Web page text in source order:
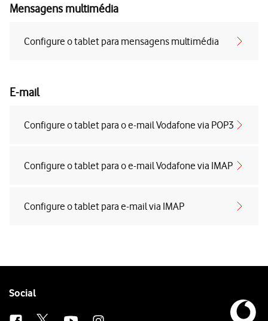
Mensagens multimédia
Configure o tablet para mensagens multimédia
E-mail
Configure o tablet para o e-mail Vodafone via POP3
Configure o tablet para o e-mail Vodafone via IMAP
Configure o tablet para e-mail via IMAP
Follow
Social